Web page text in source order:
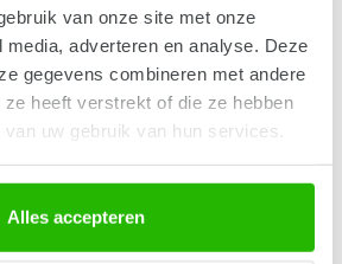
van onze site met onze
adverteren en analyse. Deze
gegevens combineren met andere
ze heeft verstrekt of die ze hebben
uw gebruik van hun services.
Alles accepteren